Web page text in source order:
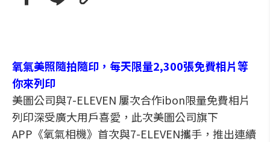
氧氣美照隨拍隨印，每天限量2,300張免費相片等
你來列印
美圖公司與7-ELEVEN 屢次合作ibon限量免費相片
列印深受廣大用戶喜愛，此次美圖公司旗下
APP《氧氣相機》首次與7-ELEVEN攜手，推出連續